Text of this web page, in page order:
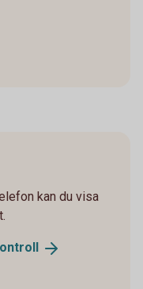
kan du visa